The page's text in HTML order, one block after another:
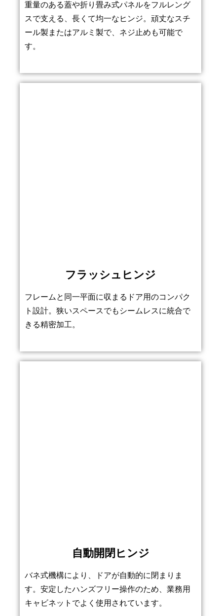
重量のある蓋や折り畳み式パネルをフルレング
スで支える、長くて均一なヒンジ。頑丈なスチ
ール製またはアルミ製で、ネジ止めも可能で
す。
フラッシュヒンジ
フレームと同一平面に収まるドア用のコンパク
ト設計。狭いスペースでもシームレスに統合で
きる精密加工。
自動開閉ヒンジ
バネ式機構により、ドアが自動的に閉まりま
す。安定したハンズフリー操作のため、業務用
キャビネットでよく使用されています。